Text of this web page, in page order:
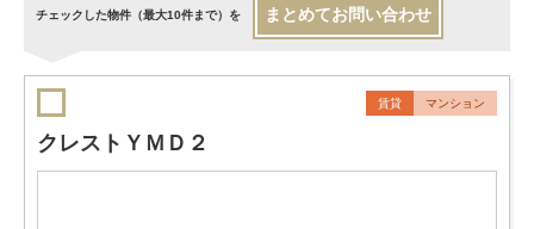
チェックした物件（最大10件まで）を まとめてお問い合わせ
賃貸 マンション
クレストＹＭＤ２